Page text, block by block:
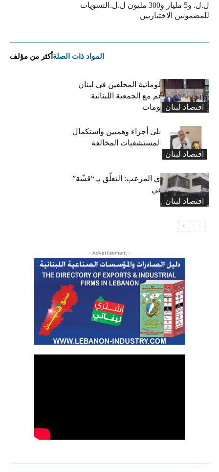
التسويات ل.ل. و5 مليار و300 مليون ل.ل.
للمضمونين الاختياريين
المواد ذات الصلة أكثر من مؤلف
اقتصاد لبنان
نقابة خبراء المعلوماتية المحلفين في لبنان
توقّع مذكرة تفاهم مع الجمعية اللبنانية
لتكنولوجيا المعلومات
اقتصاد لبنان
كركي: الادّعاء على أجراء وهميين واستكمال
الإجراءات بحق المستشفيات المخالفة
اقتصاد لبنان
المعاش التقاعدي المرعب: التعلّق بـِ “قشّة”
الضمان الاجتماعي
- Advertisement -